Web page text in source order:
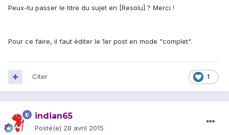
Peux-tu passer le titre du sujet en [Resolu] ? Merci !
Pour ce faire, il faut éditer le 1er post en mode "complet".
1
Citer
indian65
Posté(e) 28 avril 2015